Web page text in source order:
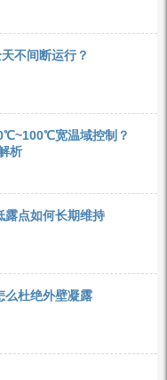
不间断运行？
宽温域控制？
析
点如何长期维持
杜绝外壁凝露